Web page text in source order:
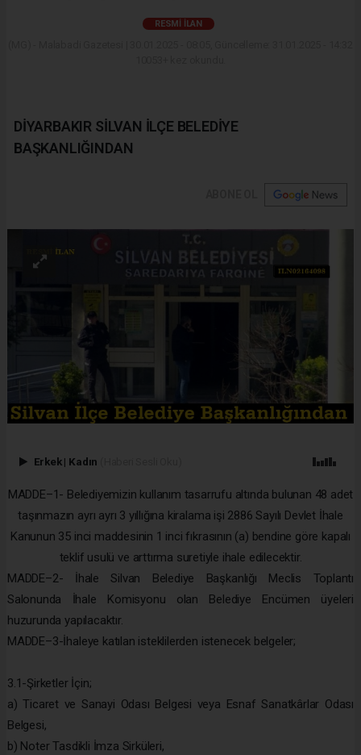
RESMI İLAN
DİYARBAKIR SİLVAN İLÇE BELEDİYE
BAŞKANLIĞINDAN
Erkek | Kadın
MADDE–1- Belediyemizin kullanım tasarrufu altında bulunan 48 adet
taşınmazın ayrı ayrı 3 yıllığına kiralama işi 2886 Sayılı Devlet İhale
Kanunun 35 inci maddesinin 1 inci fıkrasının (a) bendine göre kapalı
teklif usulü ve arttırma suretiyle ihale edilecektir.
MADDE–2- İhale Silvan Belediye Başkanlığı Meclis Toplantı
Salonunda İhale Komisyonu olan Belediye Encümen üyeleri
huzurunda yapılacaktır.
MADDE–3-İhaleye katılan isteklilerden istenecek belgeler;
3.1-Şirketler İçin;
a) Ticaret ve Sanayi Odası Belgesi veya Esnaf Sanatkârlar Odası
Belgesi,
b) Noter Tasdikli İmza Sirküleri,